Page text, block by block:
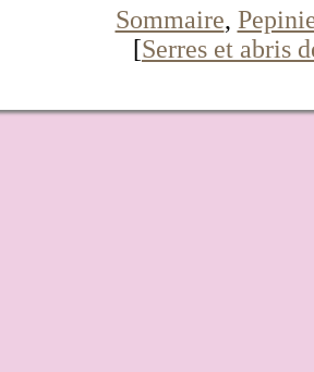
Sommaire,
[Serres et abris